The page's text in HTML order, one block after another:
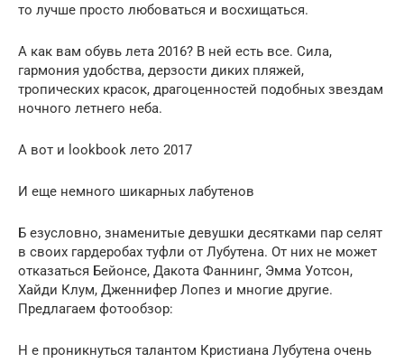
то лучше просто любоваться и восхищаться.
А как вам обувь лета 2016? В ней есть все. Сила,
гармония удобства, дерзости диких пляжей,
тропических красок, драгоценностей подобных звездам
ночного летнего неба.
А вот и lookbook лето 2017
И еще немного шикарных лабутенов
Б езусловно, знаменитые девушки десятками пар селят
в своих гардеробах туфли от Лубутена. От них не может
отказаться Бейонсе, Дакота Фаннинг, Эмма Уотсон,
Хайди Клум, Дженнифер Лопез и многие другие.
Предлагаем фотообзор:
Н е проникнуться талантом Кристиана Лубутена очень